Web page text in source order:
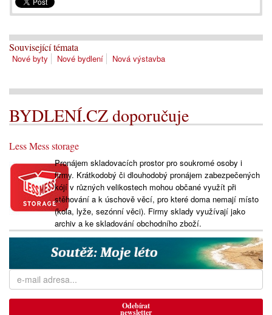
Související témata
Nové byty Nové bydlení Nová výstavba
BYDLENÍ.CZ doporučuje
Less Mess storage
Pronájem skladovacích prostor pro soukromé osoby i
firmy. Krátkodobý či dlouhodobý pronájem zabezpečených
kójí v různých velikostech mohou občané využít při
stěhování a k úschově věcí, pro které doma nemají místo
(kola, lyže, sezónní věci). Firmy sklady využívají jako
archiv a ke skladování obchodního zboží.
Odebírat
newsletter